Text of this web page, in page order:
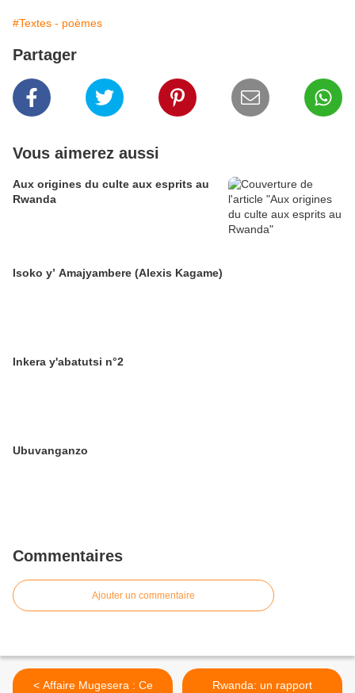
#Textes - poèmes
Partager
Vous aimerez aussi
Aux origines du culte aux esprits au
Rwanda
Isoko y’ Amajyambere (Alexis Kagame)
Inkera y'abatutsi n°2
Ubuvanganzo
Commentaires
Ajouter un commentaire
< Affaire Mugesera : Ce
Rwanda: un rapport